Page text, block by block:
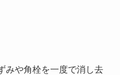
みや角栓を一度で消し去